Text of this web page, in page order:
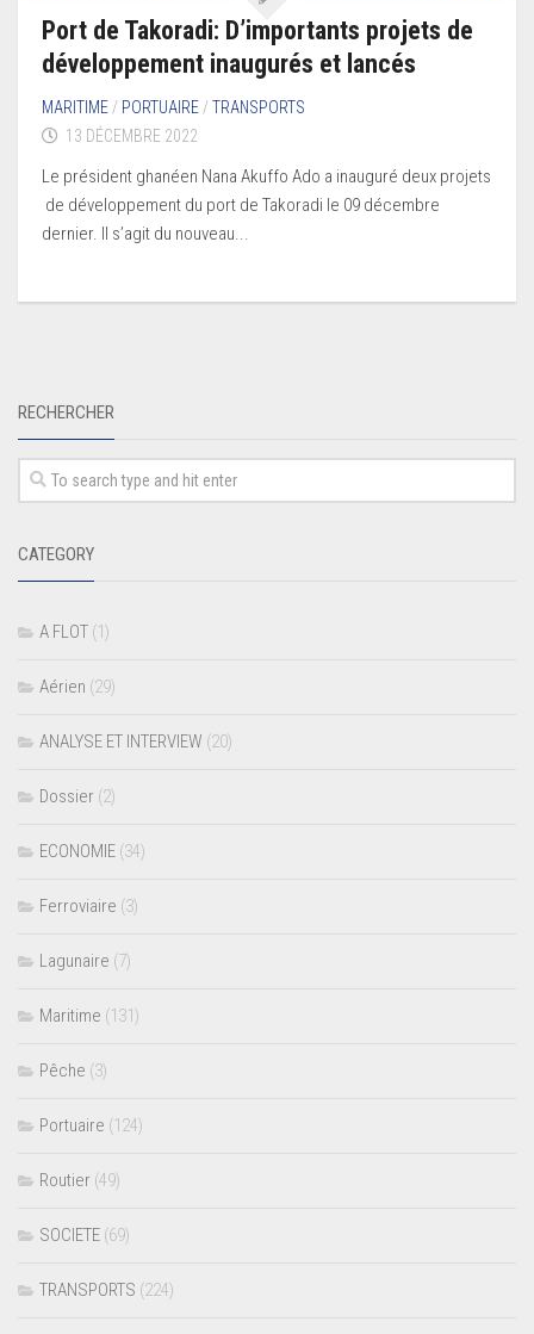
Port de Takoradi: D’importants projets de
développement inaugurés et lancés
MARITIME / PORTUAIRE /TRANSPORTS
13 DÉCEMBRE 2022
Le président ghanéen Nana Akuffo Ado a inauguré deux projets
de développement du port de Takoradi le 09 décembre
dernier. Il s’agit du nouveau...
RECHERCHER
CATEGORY
A FLOT (1)
Aérien (29)
ANALYSE ET INTERVIEW (20)
Dossier (2)
ECONOMIE (34)
Ferroviaire (3)
Lagunaire (7)
Maritime (131)
Pêche (3)
Portuaire (124)
Routier (49)
SOCIETE (69)
TRANSPORTS (224)